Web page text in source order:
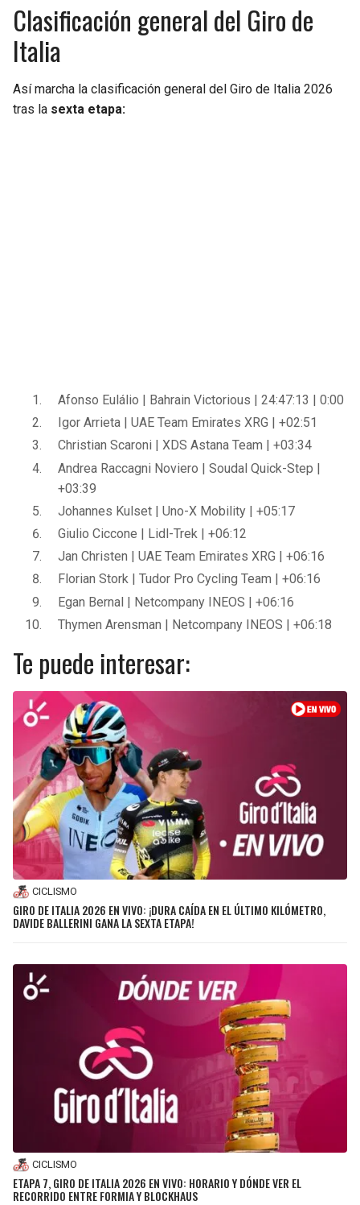
Clasificación general del Giro de
Italia
Así marcha la clasificación general del Giro de Italia 2026
tras la sexta etapa:
Afonso Eulálio | Bahrain Victorious | 24:47:13 | 0:00
Igor Arrieta | UAE Team Emirates XRG | +02:51
Christian Scaroni | XDS Astana Team | +03:34
Andrea Raccagni Noviero | Soudal Quick-Step |
+03:39
Johannes Kulset | Uno-X Mobility | +05:17
Giulio Ciccone | Lidl-Trek | +06:12
Jan Christen | UAE Team Emirates XRG | +06:16
Florian Stork | Tudor Pro Cycling Team | +06:16
Egan Bernal | Netcompany INEOS | +06:16
Thymen Arensman | Netcompany INEOS | +06:18
Te puede interesar:
CICLISMO
GIRO DE ITALIA 2026 EN VIVO: ¡DURA CAÍDA EN EL ÚLTIMO KILÓMETRO,
DAVIDE BALLERINI GANA LA SEXTA ETAPA!
CICLISMO
ETAPA 7, GIRO DE ITALIA 2026 EN VIVO: HORARIO Y DÓNDE VER EL
RECORRIDO ENTRE FORMIA Y BLOCKHAUS